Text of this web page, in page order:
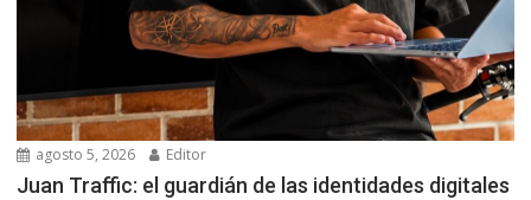
agosto 5, 2026 Editor
Juan Traffic: el guardián de las identidades digitales